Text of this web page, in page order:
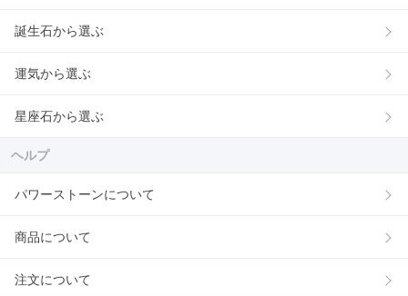
誕生石から選ぶ
運気から選ぶ
星座石から選ぶ
ヘルプ
パワーストーンについて
商品について
注文について